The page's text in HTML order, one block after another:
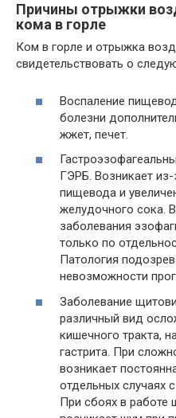
Причины отрыжки
кома в горле
Ком в горле и отрыжка
свидетельствовать о
Воспаление
болезни
жжет, печет.
ГЭРБ. Возникает
пищевода и
желудочного сока.
заболевания
только по
Патология
невозможности
Заболевание
различный вид
кишечного тракта,
гастрита. При
возникает
отдельных случаях
При сбоях в